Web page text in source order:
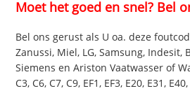
Moet het goed en snel? Bel
Bel ons gerust als U oa. deze
Zanussi, Miel, LG, Samsung, Indesit,
Siemens en Ariston Vaatwasser of
C3, C6, C7, C9, EF1, EF3, E20, E31,